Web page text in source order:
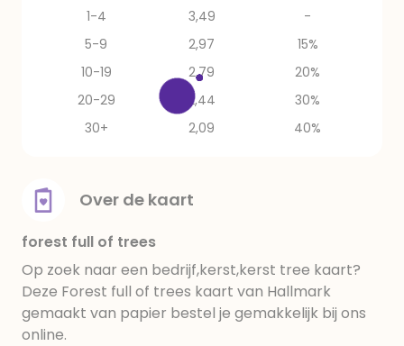
1-4
3,49
-
5-9
2,97
15%
10-19
2,79
20%
20-29
2,44
30%
30+
2,09 40%
Over de kaart
forest full of trees
Op zoek naar een bedrijf,kerst,kerst tree kaart?
Deze Forest full of trees kaart van Hallmark
gemaakt van papier bestel je gemakkelijk bij ons
online.